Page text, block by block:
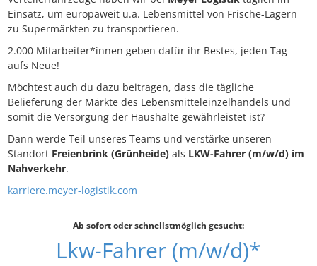
Einsatz, um europaweit u.a. Lebensmittel von Frische-Lagern
zu Supermärkten zu transportieren.
2.000 Mitarbeiter*innen geben dafür ihr Bestes, jeden Tag
aufs Neue!
Möchtest auch du dazu beitragen, dass die tägliche
Belieferung der Märkte des Lebensmitteleinzelhandels und
somit die Versorgung der Haushalte gewährleistet ist?
Dann werde Teil unseres Teams und verstärke unseren
Standort Freienbrink (Grünheide) als LKW-Fahrer (m/w/d) im
Nahverkehr.
karriere.meyer-logistik.com
Ab sofort oder schnellstmöglich gesucht:
Lkw-Fahrer (m/w/d)*